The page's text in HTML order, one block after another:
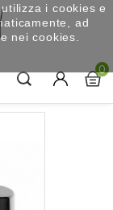
0
i cookies e
ad
nei cookies.